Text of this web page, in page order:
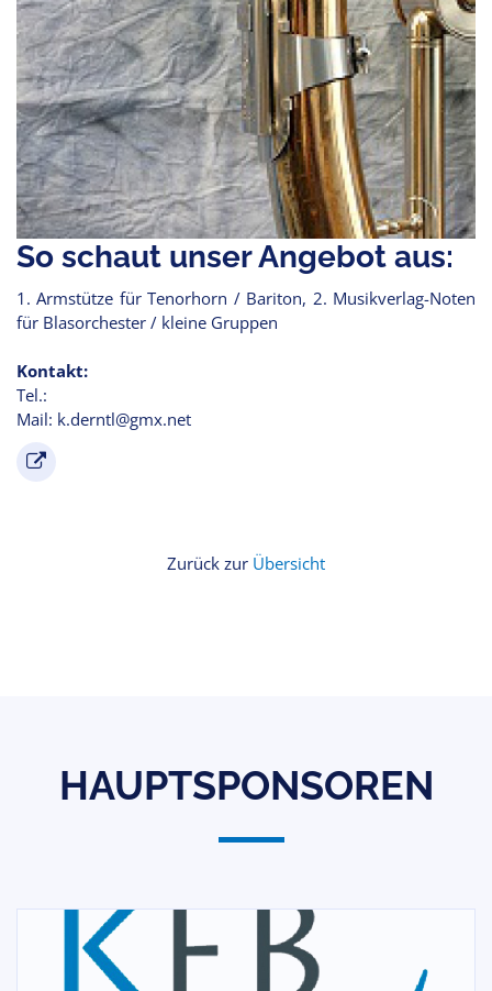
So schaut unser Angebot aus:
1. Armstütze für Tenorhorn / Bariton, 2. Musikverlag-Noten
für Blasorchester / kleine Gruppen
Kontakt:
Tel.:
Mail: k.derntl@gmx.net
Zurück zur Übersicht
HAUPTSPONSOREN